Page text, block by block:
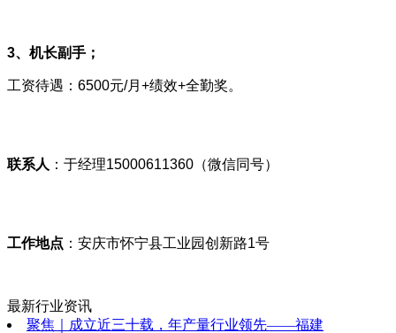
3、机长副手；
工资待遇：6500元/月+绩效+全勤奖。
联系人 ：于经理15000611360（微信同号）
工作地点 ：安庆市怀宁县工业园创新路1号
最新行业资讯
聚焦｜成立近三十载，年产量行业领先——福建